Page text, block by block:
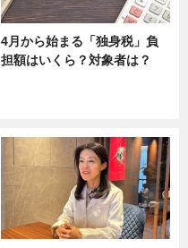
4月から始まる「独身税」負
担額はいくら？対象者は？